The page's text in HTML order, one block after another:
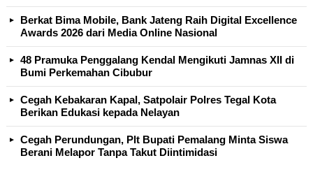
Berkat Bima Mobile, Bank Jateng Raih Digital Excellence
Awards 2026 dari Media Online Nasional
48 Pramuka Penggalang Kendal Mengikuti Jamnas XII di
Bumi Perkemahan Cibubur
Cegah Kebakaran Kapal, Satpolair Polres Tegal Kota
Berikan Edukasi kepada Nelayan
Cegah Perundungan, Plt Bupati Pemalang Minta Siswa
Berani Melapor Tanpa Takut Diintimidasi